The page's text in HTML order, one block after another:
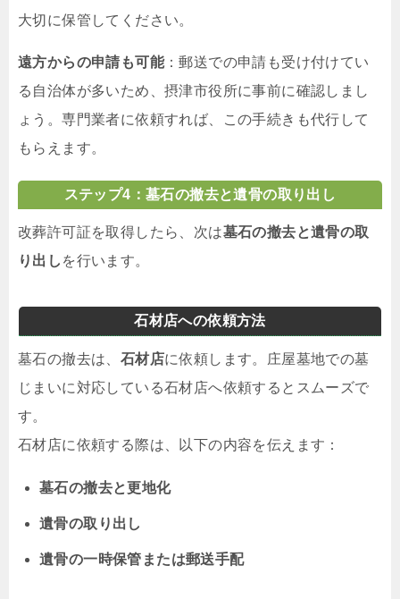
大切に保管してください。
遠方からの申請も可能：郵送での申請も受け付けてい
る自治体が多いため、摂津市役所に事前に確認しまし
ょう。専門業者に依頼すれば、この手続きも代行して
もらえます。
ステップ4：墓石の撤去と遺骨の取り出し
改葬許可証を取得したら、次は墓石の撤去と遺骨の取
り出し を行います。
石材店への依頼方法
墓石の撤去は、 石材店に依頼します。庄屋墓地での墓
じまいに対応している石材店へ依頼するとスムーズで
す。
石材店に依頼する際は、以下の内容を伝えます：
墓石の撤去と更地化
遺骨の取り出し
遺骨の一時保管または郵送手配